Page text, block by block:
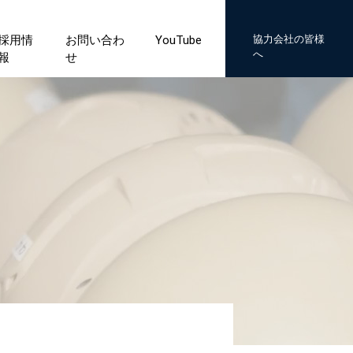
用情
お問い合わ
せ
YouTube
協力会社の皆様
へ